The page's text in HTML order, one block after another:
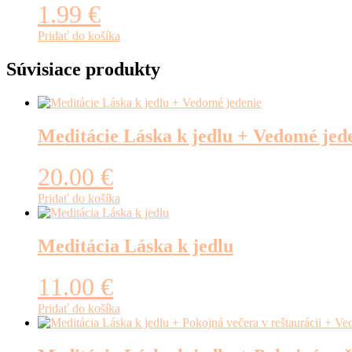
1.99 €
Pridať do košíka
Súvisiace produkty
Meditácie Láska k jedlu + Vedomé
20.00 €
Pridať do košíka
Meditácia Láska k jedlu
11.00 €
Pridať do košíka